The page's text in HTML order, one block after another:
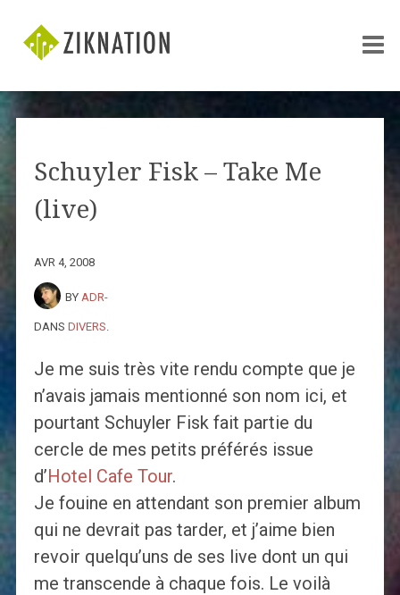
Schuyler Fisk – Take Me
(live)
AVR 4, 2008
BY ADR-
DANS DIVERS
Je me suis très vite rendu compte que je
n’avais jamais mentionné son nom ici, et
pourtant Schuyler Fisk fait partie du
cercle de mes petits préférés issue
d’Hotel Cafe Tour.
Je fouine en attendant son premier album
qui ne devrait pas tarder, et j’aime bien
revoir quelqu’uns de ses live dont un qui
me transcende à chaque fois. Le voilà